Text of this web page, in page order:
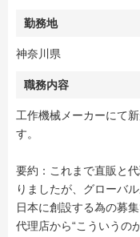
勤務地
神奈川県
職務内容
工作機械メーカーにて
す。
要約：これまで直販と
りましたが、グローバ
日本に創設する為の募集
代理店から“こういうの